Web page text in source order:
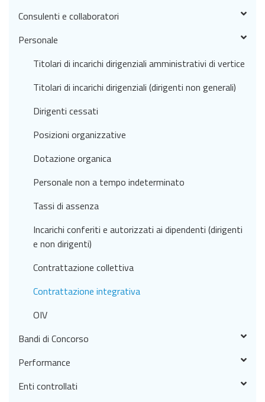
Consulenti e collaboratori
Personale
Titolari di incarichi dirigenziali amministrativi di vertice
Titolari di incarichi dirigenziali (dirigenti non generali)
Dirigenti cessati
Posizioni organizzative
Dotazione organica
Personale non a tempo indeterminato
Tassi di assenza
Incarichi conferiti e autorizzati ai dipendenti (dirigenti
e non dirigenti)
Contrattazione collettiva
Contrattazione integrativa
OIV
Bandi di Concorso
Performance
Enti controllati